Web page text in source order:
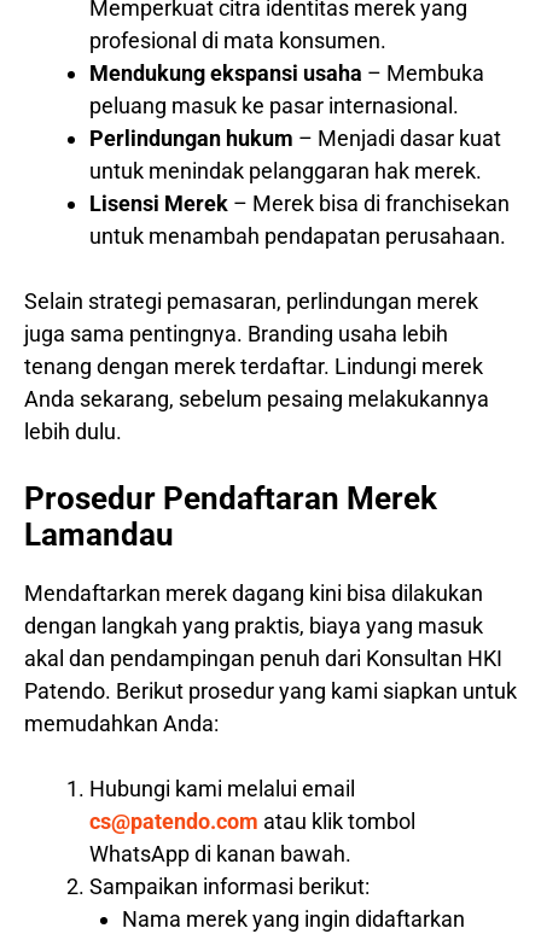
Memperkuat citra identitas merek yang
profesional di mata konsumen.
Mendukung ekspansi usaha – Membuka
peluang masuk ke pasar internasional.
Perlindungan hukum – Menjadi dasar kuat
untuk menindak pelanggaran hak merek.
Lisensi Merek – Merek bisa di franchisekan
untuk menambah pendapatan perusahaan.
Selain strategi pemasaran, perlindungan merek
juga sama pentingnya. Branding usaha lebih
tenang dengan merek terdaftar. Lindungi merek
Anda sekarang, sebelum pesaing melakukannya
lebih dulu.
Prosedur Pendaftaran Merek
Lamandau
Mendaftarkan merek dagang kini bisa dilakukan
dengan langkah yang praktis, biaya yang masuk
akal dan pendampingan penuh dari Konsultan HKI
Patendo. Berikut prosedur yang kami siapkan untuk
memudahkan Anda:
Hubungi kami melalui email
cs@patendo.com atau klik tombol
WhatsApp di kanan bawah.
Sampaikan informasi berikut:
Nama merek yang ingin didaftarkan